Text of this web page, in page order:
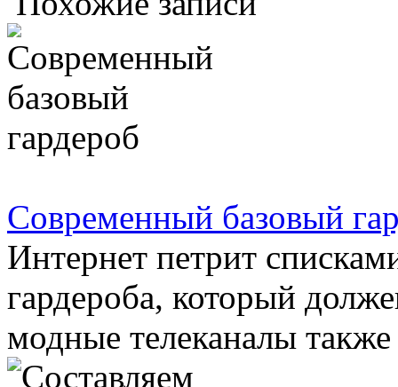
Современный базовый
Интернет петрит
гардероба, который
модные телеканалы